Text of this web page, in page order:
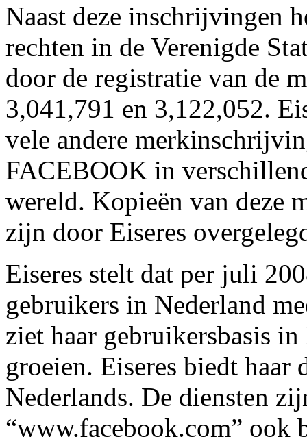
Naast deze inschrijvingen
rechten in de Verenigde
door de registratie van de
3,041,791 en 3,122,052.
vele andere
FACEBOOK in
wereld. Kopieën van deze
zijn door Eiseres
Eiseres stelt dat per juli
gebruikers in Nederland
ziet haar gebruikersbasis
groeien. Eiseres biedt haar
Nederlands. De diensten
“www.facebook.com” ook